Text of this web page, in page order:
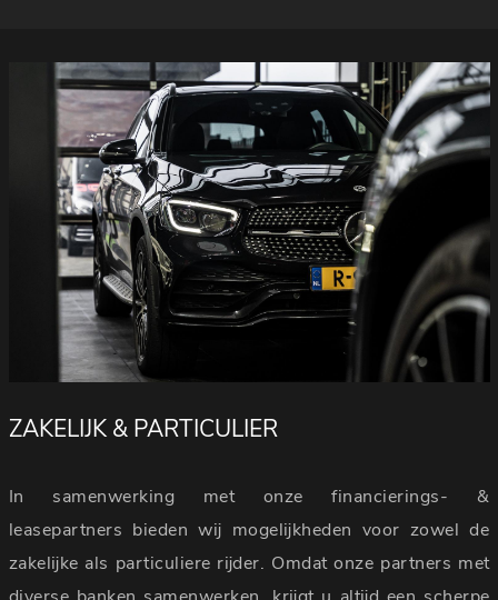
ZAKELIJK & PARTICULIER
In samenwerking met onze financierings- &
leasepartners bieden wij mogelijkheden voor zowel de
zakelijke als particuliere rijder. Omdat onze partners met